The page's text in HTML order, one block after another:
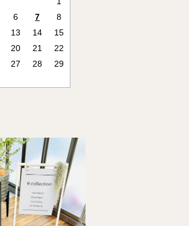
6 7
8
13 14
15
20 21
22
27 28
29